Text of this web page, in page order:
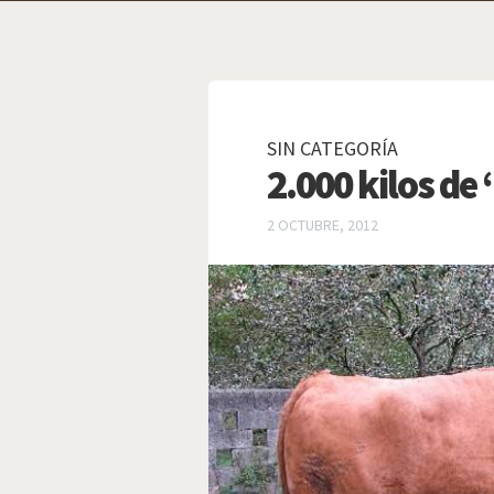
SIN CATEGORÍA
2.000 kilos de
2 OCTUBRE, 2012